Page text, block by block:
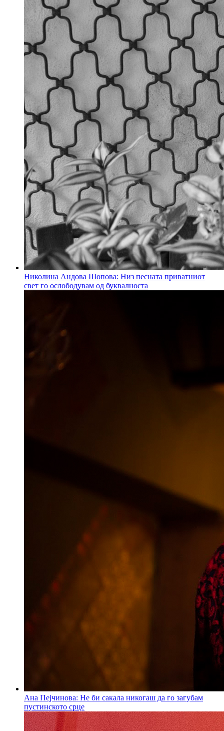
Николина Андова Шопова: Низ песната приватниот
свет го ослободувам од буквалноста
Ана Пејчинова: Не би сакала никогаш да го загубам
пустинското срце